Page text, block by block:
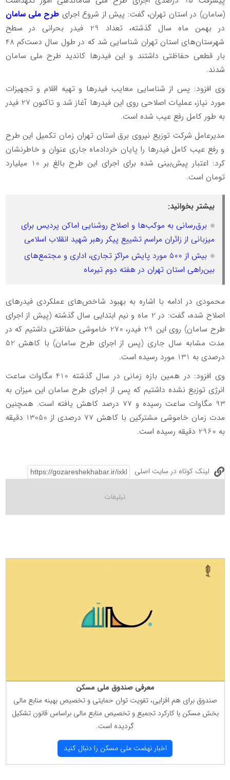
(سامان) در استان تهران، گفت: پیش از شروع اجرای طرح ملی سامان
در بهمن ماه سال گذشته، تعداد 29 فیدر بحرانی در سطح
شهرستان‌های استان تهران شناسایی شد که در طول سال دست‌کم 48
بار قطعی حفاظتی داشتند و این فیدرها کاندید طرح ملی سامان
شدند.
وی افزود: پس از شناسایی معایب فیدرها و تهیه اقلام و تجهیزات
مورد نیاز، عملیات اصلاحی روی این فیدرها آغاز شد و تاکنون 27 فیدر
به طور کامل رفع عیب شده است.
مدیرعامل شرکت توزیع نیروی برق استان تهران زمان تکمیل این طرح
و رفع عیب کامل فیدرها را پایان خردادماه جاری عنوان و خاطرنشان
کرد: اعتبار پیش‌بینی شده برای اجرای این طرح بالغ بر 10 میلیارد
تومان است.
بیشتر بخوانید:
برق‌رسانی به موکب‌ها و اصلاح روشنایی اماکن پردیس برای
میزبانی از زائران مراسم تشییع پیکر رهبر شهید انقلاب اسلامی
بیش از 500 مورد پایش مراکز تجاری، اداری و مجتمع‌های
بین‌راهی استان تهران در هفته دوم تیرماه
محمودی در ادامه با اشاره به بهبود شاخص‌های عملکردی فیدرهای
اصلاح شده، گفت: در 2 ماه و نیم ابتدایی سال گذشته (پیش از اجرای
طرح سامان) روی این 29 فیدر، 270 خاموشی حفاظتی داشتیم که در
مدت مشابه سال جاری (پس از اجرای طرح سامان) با کاهش 52
درصدی به 131 مورد رسیده است.
وی افزود: در همین بازه زمانی در سال گذشته 410 مگاوات ساعت
انرژی توزیع نشده داشتیم که پس از اجرای طرح سامان این میزان به
93 مگاوات ساعت رسیده و 77 درصد کاهش یافته است. همچنین
مدت زمان خاموشی مشترکین با کاهش 77 درصدی از 13050 دقیقه
به 2960 دقیقه رسیده است.
لینک کوتاه در سایت اصلی
معرفی صندوق ملی مسكن
صندوق برای هم افزایی، تقویت توان حمایتی و تخصیص بهینه منابع مالی
بخش مسكن با كاركرد تجمیع و تخصیص منابع مالی براساس قانون تشكیل
گردیده است.
اخبار نهضت ملی مسكن را دنبال كنید